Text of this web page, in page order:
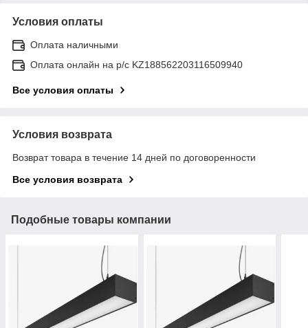
Условия оплаты
Оплата наличными
Оплата онлайн на р/с KZ188562203116509940
Все условия оплаты
Условия возврата
Возврат товара в течение 14 дней по договоренности
Все условия возврата
Подобные товары компании